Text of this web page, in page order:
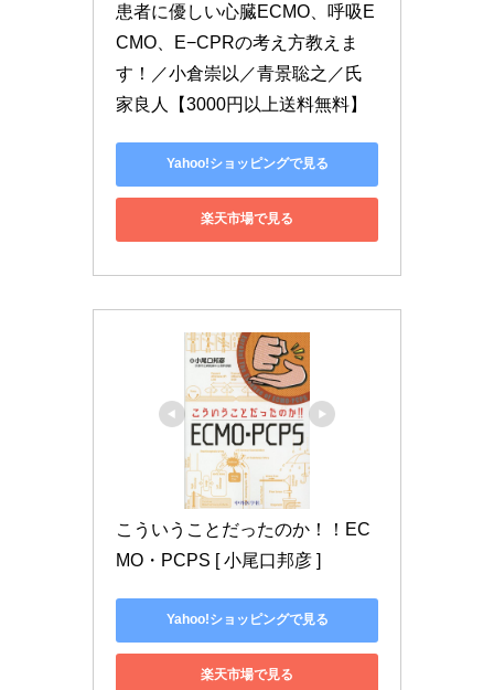
患者に優しい心臓ECMO、呼吸E
CMO、E−CPRの考え方教えま
す！／小倉崇以／青景聡之／氏
家良人【3000円以上送料無料】
Yahoo!ショッピングで見る
楽天市場で見る
こういうことだったのか！！EC
MO・PCPS [ 小尾口邦彦 ]
Yahoo!ショッピングで見る
楽天市場で見る